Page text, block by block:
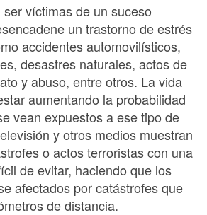
víctimas de un suceso
un trastorno de estrés
accidentes automovilísticos,
desastres naturales, actos de
y abuso, entre otros. La vida
aumentando la probabilidad
vean expuestos a ese tipo de
y otros medios muestran
o actos terroristas con una
de evitar, haciendo que los
afectados por catástrofes que
de distancia.